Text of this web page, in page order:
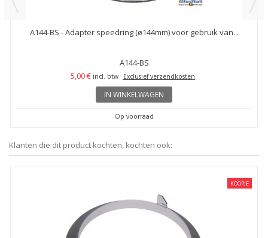
A144-BS - Adapter speedring (ø144mm) voor gebruik van...
A144-BS
5,00 € incl. btw Exclusief verzendkosten
IN WINKELWAGEN
Op voorraad
Klanten die dit product kochten, kochten ook:
KOOPJE